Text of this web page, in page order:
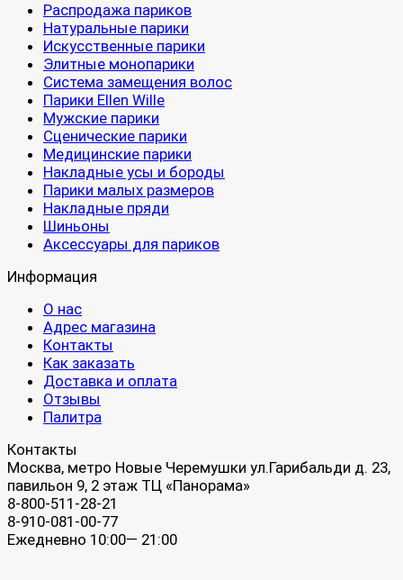
Распродажа париков
Натуральные парики
Искусственные парики
Элитные монопарики
Система замещения волос
Парики Ellen Wille
Мужские парики
Сценические парики
Медицинские парики
Накладные усы и бороды
Парики малых размеров
Накладные пряди
Шиньоны
Аксессуары для париков
Информация
О нас
Адрес магазина
Контакты
Как заказать
Доставка и оплата
Отзывы
Палитра
Контакты
Москва, метро Новые Черемушки ул.Гарибальди д. 23,
павильон 9, 2 этаж ТЦ «Панорама»
8-800-511-28-21
8-910-081-00-77
Ежедневно 10:00— 21:00